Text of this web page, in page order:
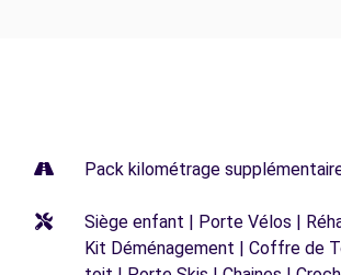
Pack kilométrage
Siège enfant | Porte Vélos |
Kit Déménagement | Coffre de